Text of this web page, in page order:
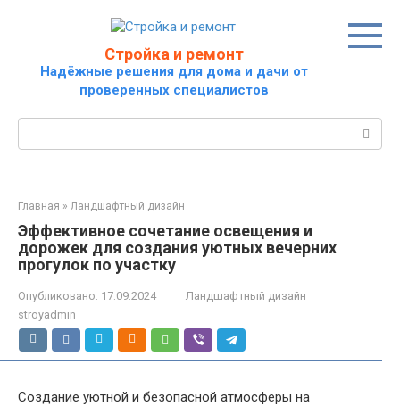
Стройка и ремонт
Надёжные решения для дома и дачи от
проверенных специалистов
Главная » Ландшафтный дизайн
Эффективное сочетание освещения и
дорожек для создания уютных вечерних
прогулок по участку
Опубликовано: 17.09.2024
Ландшафтный дизайн
stroyadmin
Создание уютной и безопасной атмосферы на